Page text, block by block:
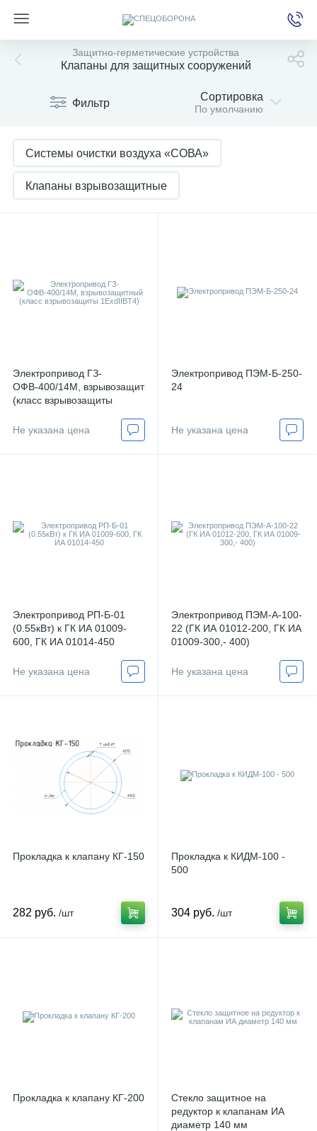
Защитно-герметические устройства
Клапаны для защитных сооружений
Фильтр Сортировка
По умолчанию
Системы очистки воздуха «СОВА»
Клапаны взрывозащитные
Клапаны с электроприводом
Фильтры-поглотители от 70000 рублей
Электропривод ГЗ-
ОФВ-400/14М, взрывозащитный
(класс взрывозащиты
Не указана цена
Электропривод ПЭМ-Б-250-
24
Не указана цена
Электропривод РП-Б-01
(0.55кВт) к ГК ИА 01009-
600, ГК ИА 01014-450
Не указана цена
Электропривод ПЭМ-А-100-
22 (ГК ИА 01012-200, ГК ИА
01009-300,- 400)
Не указана цена
Прокладка к клапану КГ-150
282 руб. /шт
Прокладка к КИДМ-100 -
500
304 руб. /шт
Прокладка к клапану КГ-200
Стекло защитное на
редуктор к клапанам ИА
диаметр 140 мм